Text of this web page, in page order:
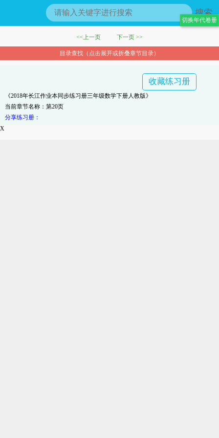
搜索
<<上一页 下一页 >>
目录查找（点击展开或折叠章节目录）
收藏练习册
《2018年长江作业本同步练习册三年级数学下册人教版》
当前章节名称：第20页
分享练习册：
切换年代卷册
X